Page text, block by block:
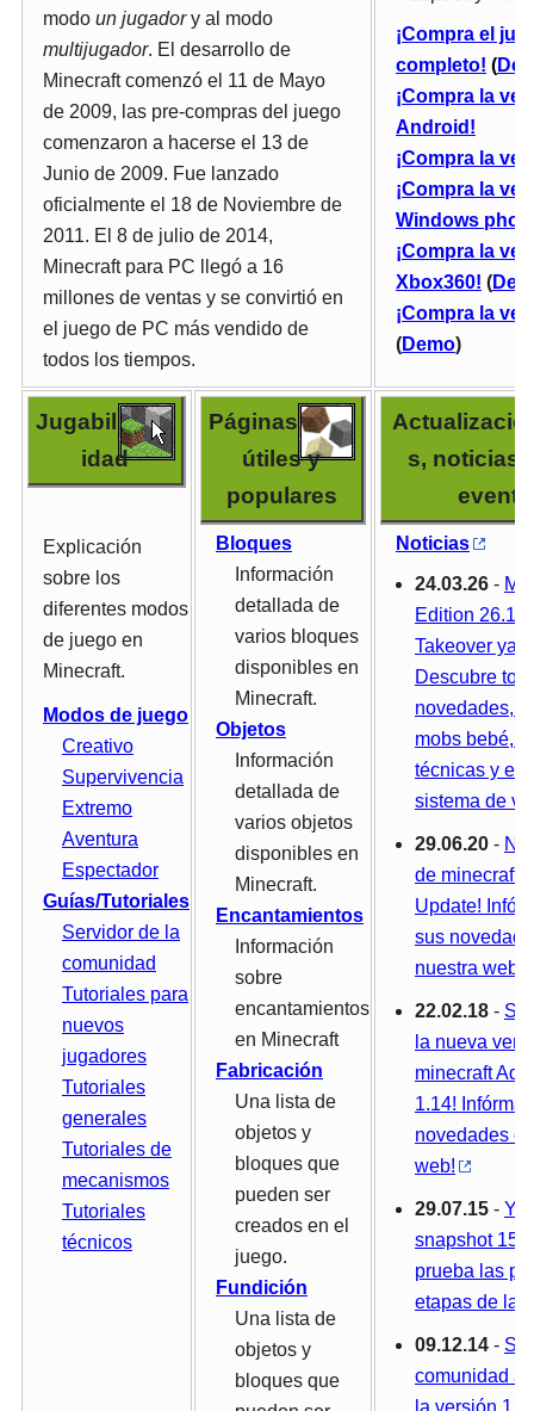
modo un jugadory al modo
multijugador. El desarrollo de
Minecraft comenzó el 11 de Mayo
de 2009, las pre-compras del juego
comenzaron a hacerse el 13 de
Junio de 2009. Fue lanzado
oficialmente el 18 de Noviembre de
2011. El 8 de julio de 2014,
Minecraft para PC llegó a 16
millones de ventas y se convirtió en
el juego de PC más vendido de
todos los tiempos.
¡Compra el
completo! (
¡Compra la
Android!
¡Compra la
¡Compra la
Windows
¡Compra la
Xbox360! (
¡Compra la
(Demo)
Jugabil
idad
Explicación
sobre los
diferentes modos
de juego en
Minecraft.
Modos de juego
Creativo
Supervivencia
Extremo
Aventura
Espectador
Guías/Tutoriales
Servidor de la
comunidad
Tutoriales para
nuevos
jugadores
Tutoriales
generales
Tutoriales de
mecanismos
Tutoriales
técnicos
Páginas
útiles y
populares
Bloques
Información
detallada de
varios bloques
disponibles en
Minecraft.
Objetos
Información
detallada de
varios objetos
disponibles en
Minecraft.
Encantamientos
Información
sobre
encantamientos
en Minecraft
Fabricación
Una lista de
objetos y
bloques que
pueden ser
creados en el
juego.
Fundición
Una lista de
objetos y
bloques que
s, noticias
Noticias
24.03.26 -
Edition 26.1 -
Takeover ya
Descubre
novedades,
mobs bebé,
técnicas y el
sistema de
29.06.20 -
de minecraft
Update!
sus
nuestra web!
22.02.18 - Se
la nueva
minecraft
1.14!
novedades
web!
29.07.15 - Ya
snapshot
prueba las
etapas de la
09.12.14 -
comunidad